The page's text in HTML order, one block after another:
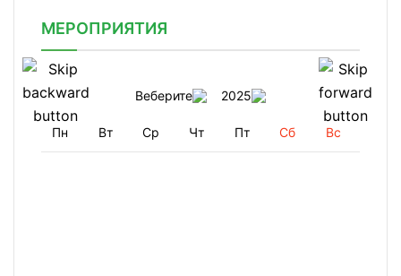
МЕРОПРИЯТИЯ
Веберите 2025
Пн Вт Ср Чт Пт Сб Вс